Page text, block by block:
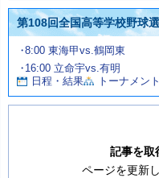
第108回全国高等学校野球
試
合
情
報
8:00 東海甲vs.鶴岡東
16:00 立命宇vs.有明
日程・結果
トーナメン
お
す
記事を取
ページを更新